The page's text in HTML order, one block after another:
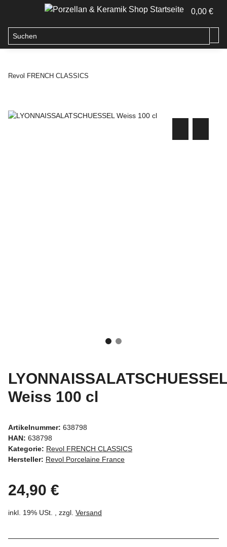
0,00 €
Revol FRENCH CLASSICS
LYONNAISSALATSCHUESSEL
Weiss 100 cl
Artikelnummer: 638798
HAN: 638798
Kategorie: Revol FRENCH CLASSICS
Hersteller: Revol Porcelaine France
24,90 €
inkl. 19% USt. , zzgl. Versand